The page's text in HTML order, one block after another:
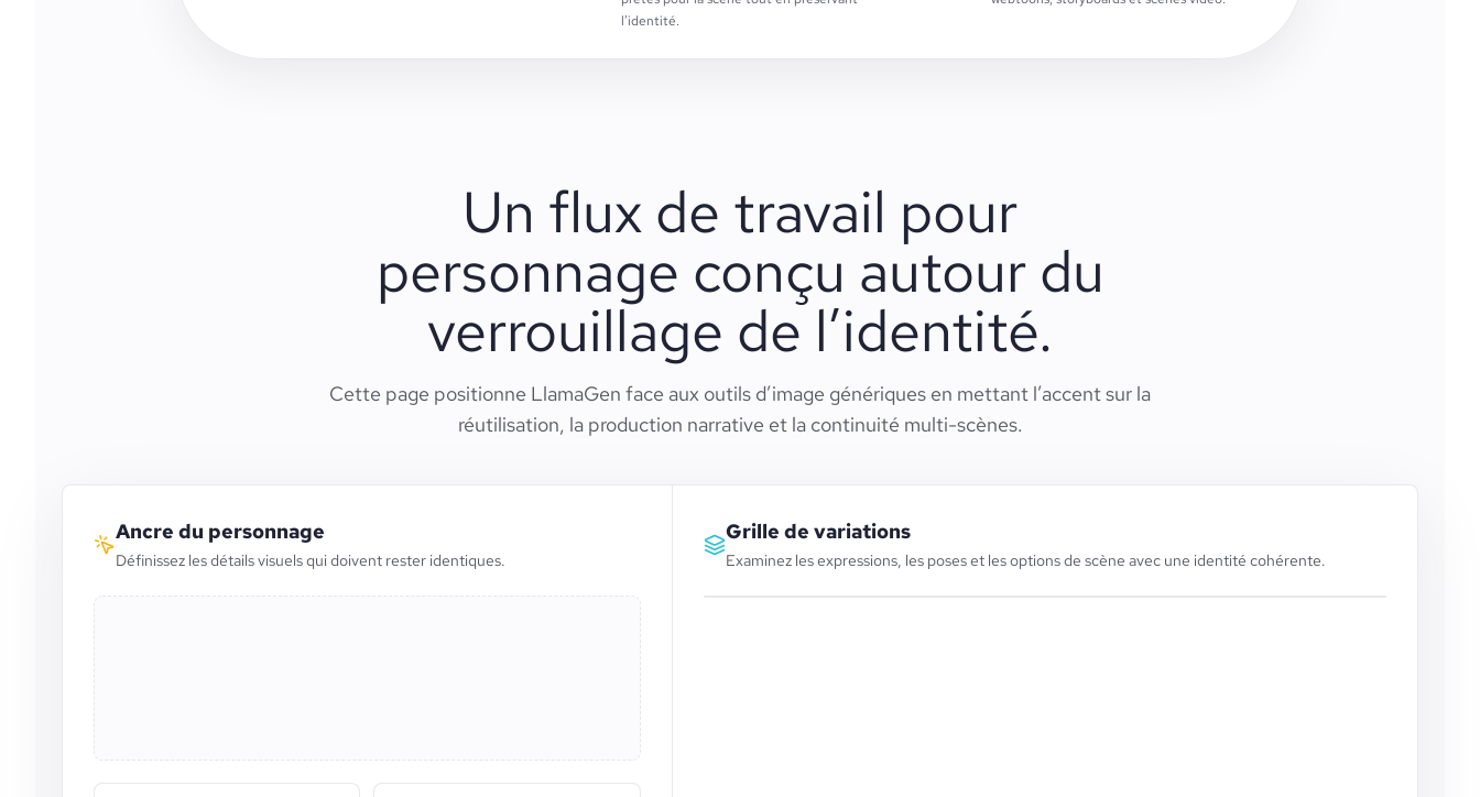
l’identité.
Un flux de travail pour
personnage conçu autour du
verrouillage de l’identité.
Cette page positionne LlamaGen face aux outils d’image génériques en mettant l’accent sur la
réutilisation, la production narrative et la continuité multi-scènes.
Ancre du personnage
Définissez les détails visuels qui doivent rester identiques.
Grille de variations
Examinez les expressions, les poses et les options de scène avec une identité cohérente.